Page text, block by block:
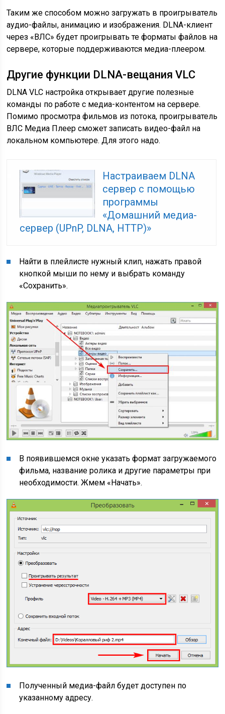
Таким же способом можно загружать в проигрыватель
аудио-файлы, анимацию и изображения. DLNA-клиент
через «ВЛС» будет проигрывать те форматы файлов на
сервере, которые поддерживаются медиа-плеером.
Другие функции DLNA-вещания VLC
DLNA VLC настройка открывает другие полезные
команды по работе с медиа-контентом на сервере.
Помимо просмотра фильмов из потока, проигрыватель
ВЛС Медиа Плеер сможет записать видео-файл на
локальном компьютере. Для этого надо.
Настраиваем DLNA
сервер с помощью
программы
«Домашний медиа-
сервер (UPnP, DLNA, HTTP)»
Найти в плейлисте нужный клип, нажать правой
кнопкой мыши по нему и выбрать команду
«Сохранить».
В появившемся окне указать формат загружаемого
фильма, название ролика и другие параметры при
необходимости. Жмем «Начать».
Полученный медиа-файл будет доступен по
указанному адресу.